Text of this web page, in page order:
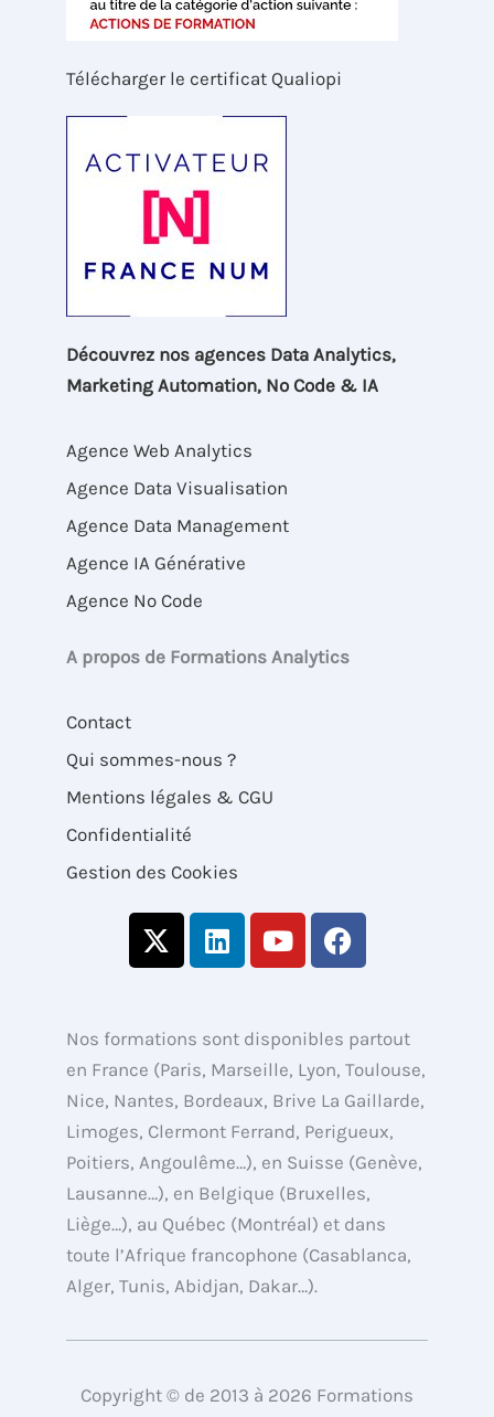
Télécharger le certificat Qualiopi
Découvrez nos agences Data Analytics,
Marketing Automation, No Code & IA
Agence Web Analytics
Agence Data Visualisation
Agence Data Management
Agence IA Générative
Agence No Code
A propos de Formations Analytics
Contact
Qui sommes-nous ?
Mentions légales & CGU
Confidentialité
Gestion des Cookies
X
-
i
t
t
e
r
L
i
e
d
i
n
Y
o
u
b
e
F
a
b
o
o
k
Nos formations sont disponibles partout
en France (Paris, Marseille, Lyon, Toulouse,
Nice, Nantes, Bordeaux, Brive La Gaillarde,
Limoges, Clermont Ferrand, Perigueux,
Poitiers, Angoulême…), en Suisse (Genève,
Lausanne…), en Belgique (Bruxelles,
Liège…), au Québec (Montréal) et dans
toute l’Afrique francophone (Casablanca,
Alger, Tunis, Abidjan, Dakar…).
Copyright © de 2013 à 2026 Formations